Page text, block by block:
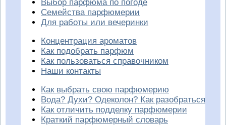
Выбор парфюма по погоде
Семейства парфюмерии
Для работы или вечеринки
Концентрация ароматов
Как подобрать парфюм
Как пользоваться справочником
Наши контакты
Как выбрать свою парфюмерию
Вода? Духи? Одеколон? Как разобраться
Как отличить подделку парфюмерии
Краткий парфюмерный словарь